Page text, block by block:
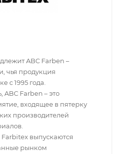
ABC Farben –
чья продукция
с 1995 года.
Farben – это
входящее в пятерку
производителей
выпускаются
рынком